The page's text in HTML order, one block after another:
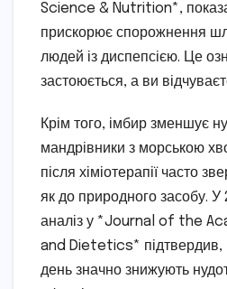
Science & Nutrition*,
прискорює спорожнення
людей із диспепсією. Це
застоюється, а ви
Крім того, імбир зменшує
мандрівники з морською
після хіміотерапії часто
як до природного засобу. У
аналіз у *Journal of the
and Dietetics* підтвердив,
день значно знижують